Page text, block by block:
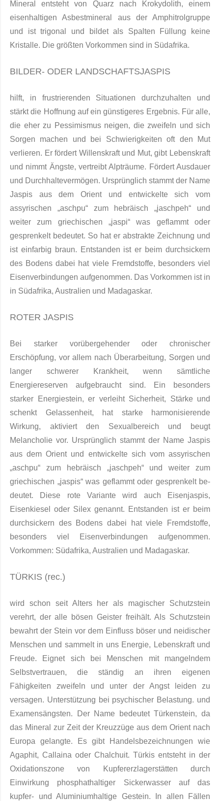
Mineral entsteht von Quarz nach Krokydolith, einem
eisenhaltigen Asbestmineral aus der Amphitrolgruppe
und ist trigonal und bildet als Spalten Füllung keine
Kristalle. Die größten Vorkommen sind in Südafrika.
BILDER- ODER LANDSCHAFTSJASPIS
hilft, in frustrierenden Situationen durchzuhalten und
stärkt die Hoffnung auf ein günstigeres Ergebnis. Für alle,
die eher zu Pessimismus neigen, die zweifeln und sich
Sorgen machen und bei Schwierigkeiten oft den Mut
verlieren. Er fördert Willenskraft und Mut, gibt Lebenskraft
und nimmt Ängste, vertreibt Alpträume. Fördert Ausdauer
und Durchhaltevermögen. Ursprünglich stammt der Name
Jaspis aus dem Orient und entwickelte sich vom
assyrischen „aschpu“ zum hebräisch „jaschpeh“ und
weiter zum griechischen „jaspi“ was geflammt oder
gesprenkelt bedeu­tet. So hat er abstrakte Zeich­nung und
ist einfarbig braun. Entstanden ist er beim durchsickern
des Bodens da­bei hat viele Fremdstoffe, besonders viel
Eisenverbindungen aufgenommen. Das Vorkom­men ist in
in Südafrika, Australien und Madagaskar.
ROTER JASPIS
Bei starker vorübergehender oder chronischer
Erschöpfung, vor allem nach Überarbeitung, Sorgen und
langer schwerer Krankheit, wenn sämtliche
Energiereserven aufgebraucht sind. Ein besonders
starker Energiestein, er verleiht Sicherheit, Stärke und
schenkt Gelassenheit, hat starke harmonisierende
Wirkung, aktiviert den Sexualbereich und beugt
Melancholie vor. Ursprünglich stammt der Name Jaspis
aus dem Orient und entwickelte sich vom assyrischen
„aschpu“ zum hebräisch „jaschpeh“ und weiter zum
griechischen „jaspis“ was geflammt oder gesprenkelt be­
deutet. Diese rote Variante wird auch Eisenjaspis,
Eisenkiesel oder Silex genannt. Entstanden ist er beim
durchsi­ckern des Bodens dabei hat viele Fremdstoffe,
besonders viel Eisenverbindungen aufge­nommen.
Vorkom­men: Südafrika, Australien und Madagaskar.
TÜRKIS (rec.)
wird schon seit Alters her als magischer Schutzstein
verehrt, der alle bösen Geister freihält. Als Schutzstein
bewahrt der Stein vor dem Einfluss böser und neidischer
Menschen und sammelt in uns Energie, Lebenskraft und
Freude. Eignet sich bei Menschen mit mangelndem
Selbstvertrauen, die ständig an ihren eigenen
Fähigkeiten zweifeln und unter der Angst leiden zu
versagen. Unterstützung bei psychischer Belastung. und
Examensängsten. Der Name bedeutet Türkenstein, da
das Mineral zur Zeit der Kreuzzüge aus dem Orient nach
Europa ge­langte. Es gibt Handelsbezeichnungen wie
Agaphit, Callaina oder Chalchuit. Türkis entsteht in der
Oxi­dationszone von Kupfer­erzlagerstätten durch
Einwirkung phosphathaltiger Sickerwasser auf das
kupfer- und Aluminiumhaltige Gestein. In allen Fällen